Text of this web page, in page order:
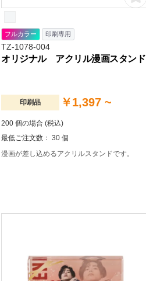
フルカラー 印刷専用
TZ-1078-004
オリジナル アクリル漫画スタンド
印刷品 ￥1,397 ~
200 個の場合 (税込)
最低ご注文数： 30 個
漫画が差し込めるアクリルスタンドです。